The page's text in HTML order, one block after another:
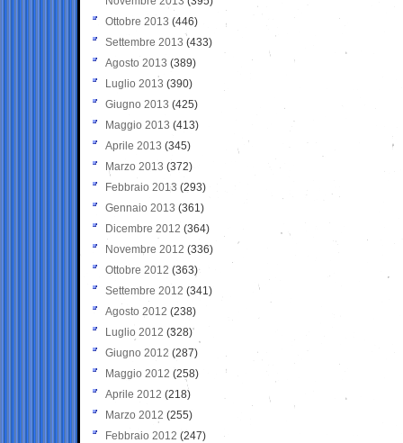
Ottobre 2013 (446)
Settembre 2013 (433)
Agosto 2013 (389)
Luglio 2013 (390)
Giugno 2013 (425)
Maggio 2013 (413)
Aprile 2013 (345)
Marzo 2013 (372)
Febbraio 2013 (293)
Gennaio 2013 (361)
Dicembre 2012 (364)
Novembre 2012 (336)
Ottobre 2012 (363)
Settembre 2012 (341)
Agosto 2012 (238)
Luglio 2012 (328)
Giugno 2012 (287)
Maggio 2012 (258)
Aprile 2012 (218)
Marzo 2012 (255)
Febbraio 2012 (247)